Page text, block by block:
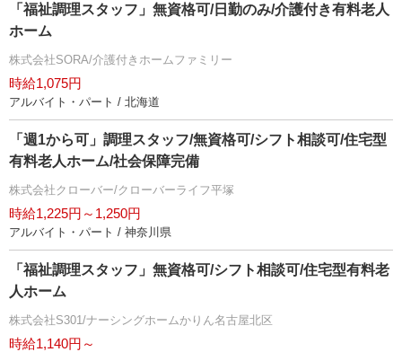
「福祉調理スタッフ」無資格可/日勤のみ/介護付き有料老人
ホーム
株式会社SORA/介護付きホームファミリー
時給1,075円
アルバイト・パート / 北海道
「週1から可」調理スタッフ/無資格可/シフト相談可/住宅型
有料老人ホーム/社会保障完備
株式会社クローバー/クローバーライフ平塚
時給1,225円～1,250円
アルバイト・パート / 神奈川県
「福祉調理スタッフ」無資格可/シフト相談可/住宅型有料老
人ホーム
株式会社S301/ナーシングホームかりん名古屋北区
時給1,140円～